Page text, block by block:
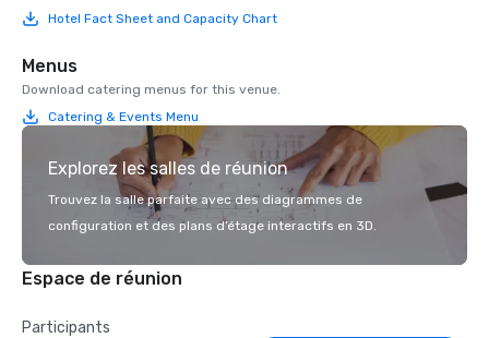
Hotel Fact Sheet and Capacity Chart
Menus
Download catering menus for this venue.
Catering & Events Menu
Explorez les salles de réunion
Trouvez la salle parfaite avec des diagrammes de
configuration et des plans d’étage interactifs en 3D.
Espace de réunion
Participants